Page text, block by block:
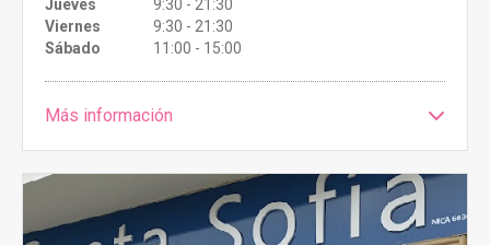
Jueves
9:30 - 21:30
Viernes
9:30 - 21:30
Sábado
11:00 - 15:00
Más información